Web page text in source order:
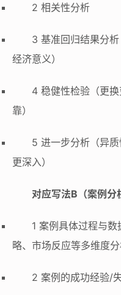
2 相关性分析
3 基准回归结果分析
经济意义）
4 稳健性检验（更
靠）
5 进一步分析（异
更深入）
对应写法B（案例分
1 案例具体过程与
略、市场反应等多维度分
2 案例的成功经验/